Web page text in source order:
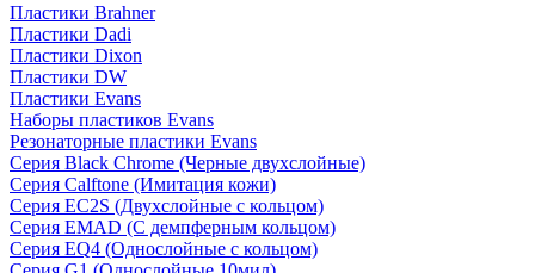
Пластики Brahner
Пластики Dadi
Пластики Dixon
Пластики DW
Пластики Evans
Наборы пластиков Evans
Резонаторные пластики Evans
Серия Black Chrome (Черные двухслойные)
Серия Calftone (Имитация кожи)
Серия EC2S (Двухслойные с кольцом)
Серия EMAD (С демпферным кольцом)
Серия EQ4 (Однослойные с кольцом)